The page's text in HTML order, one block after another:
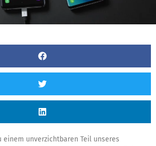
einem unverzichtbaren Teil unseres